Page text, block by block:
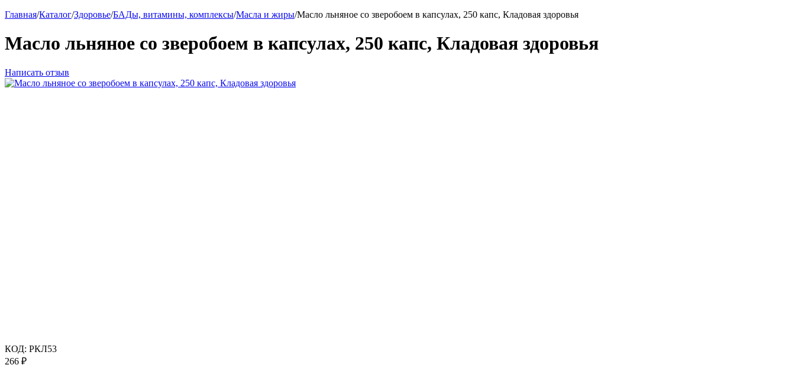
Главная/Каталог/Здоровье/БАДы, витамины, комплексы/Масла и жиры/Масло льняное со зверобоем в капсулах, 250 капс, Кладовая здоровья
Масло льняное со зверобоем в капсулах, 250 капс, Кладовая здоровья
Написать отзыв
КОД: РКЛ53
266 ₽